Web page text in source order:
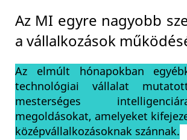
Az MI egyre nagyobb
a vállalkozások
Az elmúlt hónapokban
technológiai vállalat
mesterséges
megoldásokat, amelyeket
középvállalkozásoknak szánnak.